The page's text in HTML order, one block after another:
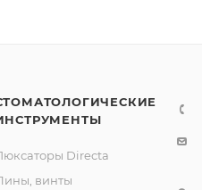
Directa
винты